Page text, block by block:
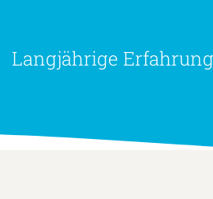
Langjährige